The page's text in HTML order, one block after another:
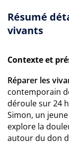
Résumé
vivants
Contexte et
Réparer les
contemporain
déroule sur 24
Simon, un
explore la
autour du don